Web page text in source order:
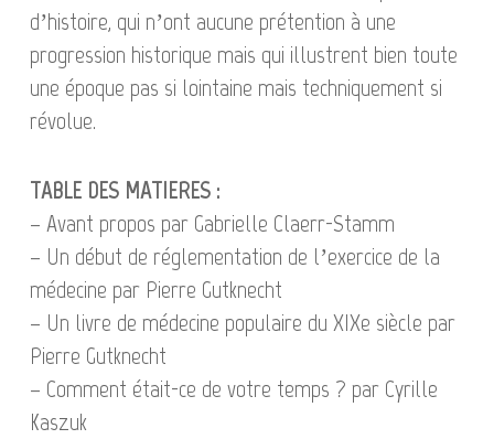
d’histoire, qui n’ont aucune prétention à une
progression historique mais qui illustrent bien toute
une époque pas si lointaine mais techniquement si
révolue.
TABLE DES MATIERES :
– Avant propos par Gabrielle Claerr-Stamm
– Un début de réglementation de l’exercice de la
médecine par Pierre Gutknecht
– Un livre de médecine populaire du XIXe siècle par
Pierre Gutknecht
– Comment était-ce de votre temps ? par Cyrille
Kaszuk